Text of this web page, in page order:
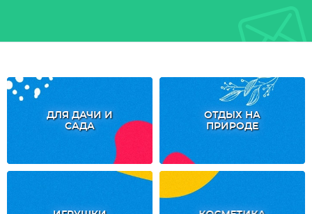
ДЛЯ ДАЧИ И
САДА
ОТДЫХ НА
ПРИРОДЕ